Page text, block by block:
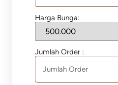
Harga Bunga:
Jumlah Order :